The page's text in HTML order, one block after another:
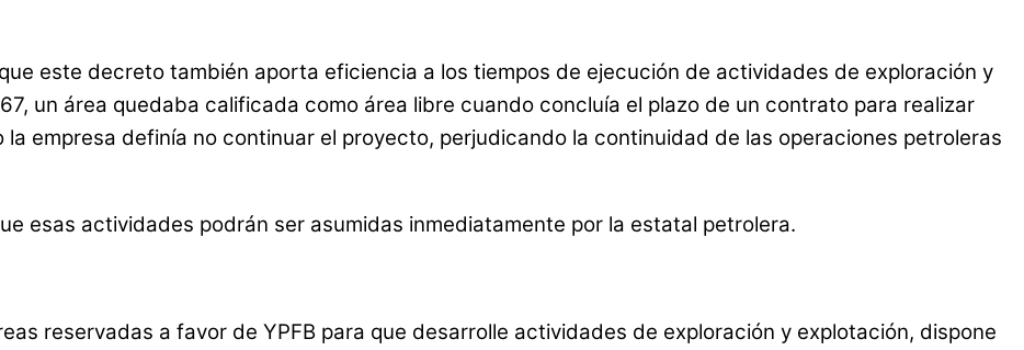
este decreto también aporta eficiencia a los tiempos de ejecución de actividades de exploración y
un área quedaba calificada como área libre cuando concluía el plazo de un contrato para realizar
empresa definía no continuar el proyecto, perjudicando la continuidad de las operaciones petroleras
esas actividades podrán ser asumidas inmediatamente por la estatal petrolera.
reservadas a favor de YPFB para que desarrolle actividades de exploración y explotación, dispone